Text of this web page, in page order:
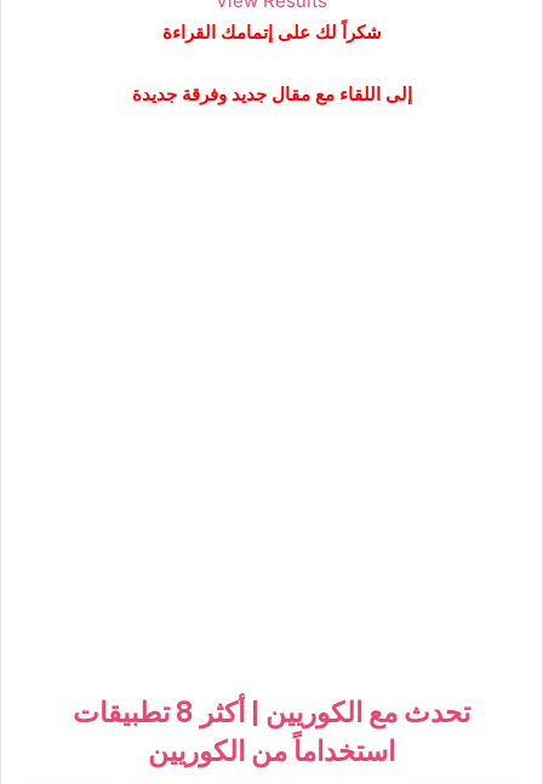
شكراً لك على إتمامك القراءة
إلى اللقاء مع مقال جديد وفرقة جديدة
تحدث مع الكوريين | أكثر 8 تطبيقات
استخداماً من الكوريين